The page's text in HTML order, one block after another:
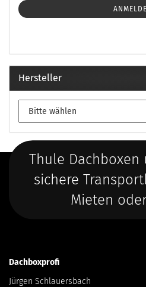
Hersteller
Thule Dachboxen
sichere
Mieten
Dachboxprofi
Jürgen Schlauersbach